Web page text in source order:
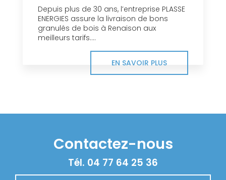
Depuis plus de 30 ans, l’entreprise PLASSE
ENERGIES assure la livraison de bons
granulés de bois à Renaison aux
meilleurs tarifs....
EN SAVOIR PLUS
Contactez-nous
Tél. 04 77 64 25 36